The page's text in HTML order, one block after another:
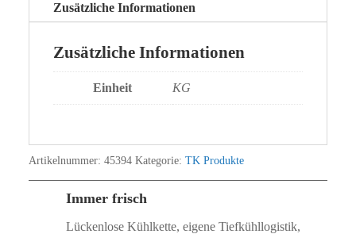
Zusätzliche Informationen
Zusätzliche Informationen
Einheit KG
Artikelnummer: 45394 Kategorie: TK Produkte
Immer frisch
Lückenlose Kühlkette, eigene Tiefkühllogistik,